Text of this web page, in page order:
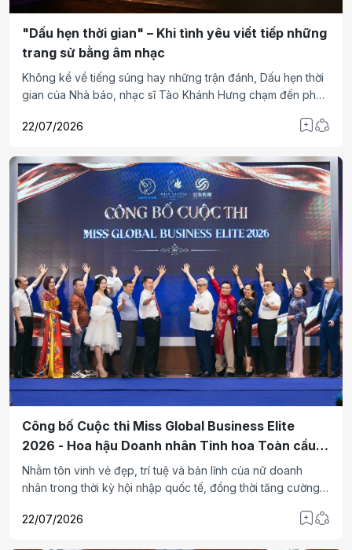
"Dấu hẹn thời gian" – Khi tình yêu viết tiếp những
trang sử bằng âm nhạc
Không kể về tiếng súng hay những trận đánh, Dấu hẹn thời
gian của Nhà báo, nhạc sĩ Tào Khánh Hưng chạm đến phần
thập kỷ. Bằng giai điệu giàu cảm xúc, tác phẩm khắc họa
những giá trị nhân văn vượt thời gian.
22/07/2026
Công bố Cuộc thi Miss Global Business Elite
2026 - Hoa hậu Doanh nhân Tinh hoa Toàn cầu
2026
Nhằm tôn vinh vẻ đẹp, trí tuệ và bản lĩnh của nữ doanh
nhân trong thời kỳ hội nhập quốc tế, đồng thời tăng cường
đồng doanh nhân các quốc gia, chiều 21/7, tại Hà Nội, Công
22/07/2026